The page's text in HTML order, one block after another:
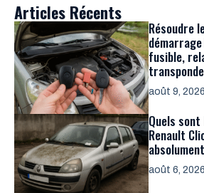
Articles Récents
Résoudre
démarrage
fusible,
août 9, 2026
Quels
Renault
août 6, 2026